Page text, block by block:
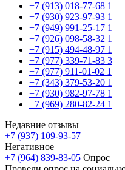
+7 (913) 018-77-68 1
+7 (930) 923-97-93 1
+7 (949) 991-25-17 1
+7 (926) 098-58-32 1
+7 (915) 494-48-97 1
+7 (977) 339-71-83 3
+7 (977) 911-01-02 1
+7 (343) 379-53-20 1
+7 (930) 982-97-78 1
+7 (969) 280-82-24 1
Недавние отзывы
+7 (937) 109-93-57
Негативное
+7 (964) 839-83-05 Опрос